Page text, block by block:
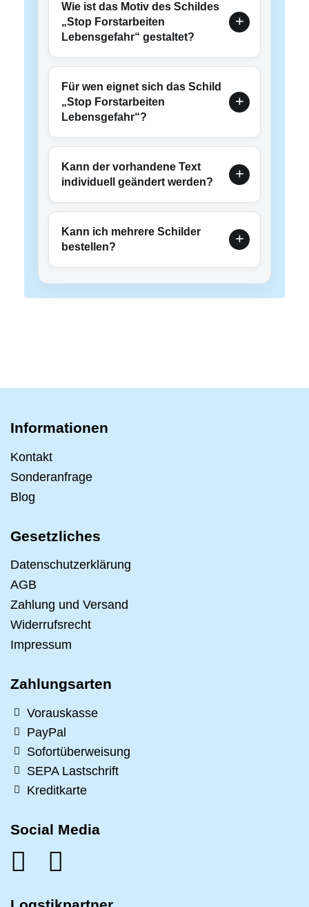
Wie ist das Motiv des Schildes
„Stop Forstarbeiten
Lebensgefahr“ gestaltet?
Für wen eignet sich das Schild
„Stop Forstarbeiten
Lebensgefahr“?
Kann der vorhandene Text
individuell geändert werden?
Kann ich mehrere Schilder
bestellen?
Informationen
Kontakt
Sonderanfrage
Blog
Gesetzliches
Datenschutzerklärung
AGB
Zahlung und Versand
Widerrufsrecht
Impressum
Zahlungsarten
Vorauskasse
PayPal
Sofortüberweisung
SEPA Lastschrift
Kreditkarte
Social Media